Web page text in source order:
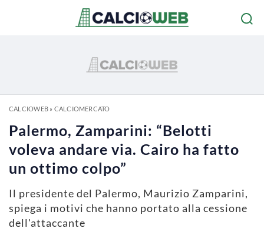
CALCIOWEB» CALCIOMERCATO
Palermo, Zamparini: “Belotti
voleva andare via. Cairo ha fatto
un ottimo colpo”
Il presidente del Palermo, Maurizio Zamparini,
spiega i motivi che hanno portato alla cessione
dell'attaccante